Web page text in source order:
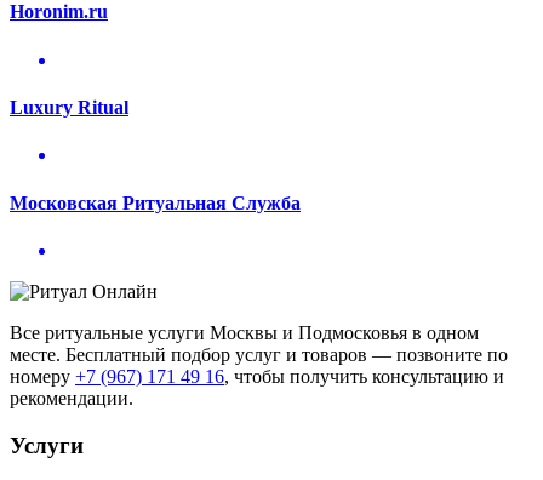
Horonim.ru
Luxury Ritual
Московская Ритуальная Служба
Все ритуальные услуги Москвы и Подмосковья в одном
месте. Бесплатный подбор услуг и товаров — позвоните по
номеру +7 (967) 171 49 16, чтобы получить консультацию и
рекомендации.
Услуги